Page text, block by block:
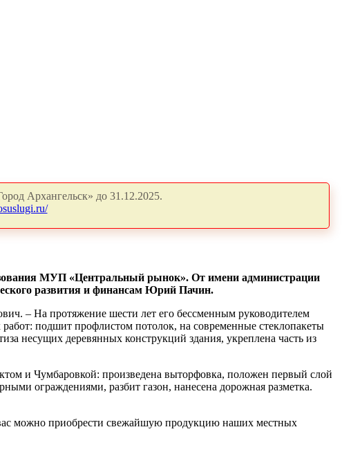
Архангельск» до 31.12.2025.
МУП «Центральный рынок». От имени администрации
развития и финансам Юрий Пачин.
– На протяжение шести лет его бессменным руководителем
подшит профлистом потолок, на современные стеклопакеты
несущих деревянных конструкций здания, укреплена часть из
и Чумбаровкой: произведена выторфовка, положен первый слой
ограждениями, разбит газон, нанесена дорожная разметка.
можно приобрести свежайшую продукцию наших местных